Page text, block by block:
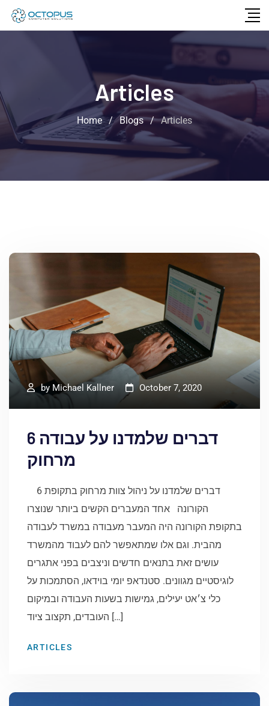
Articles
Home / Blogs / Articles
by Michael Kallner October 7, 2020
6 דברים שלמדנו על עבודה
מרחוק
6 דברים שלמדנו על ניהול צוות מרחוק בתקופת
הקורונה אחד המעברים הקשים ביותר שנוצרו
בתקופת הקורונה היה המעבר מעבודה במשרד לעבודה
מהבית. וגם אלו שמתאפשר להם לעבוד מהמשרד
עושים זאת בתנאים חדשים וניצבים בפני אתגרים
לוגיסטיים מגוונים. סטנדאפ יומי בוידאו, הסתמכות על
כלי צ׳אט יעילים, גמישות בשעות העבודה ובמיקום
העובדים, תקצוב ציוד […]
ARTICLES